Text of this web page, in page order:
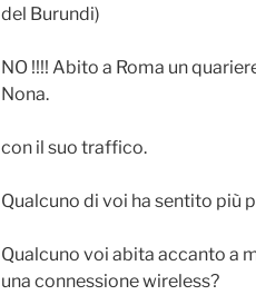
del Burundi)
NO !!!! Abito a Roma un
Nona.
con il suo traffico.
Qualcuno di voi ha sentito più
Qualcuno voi abita accanto a
una connessione wireless?